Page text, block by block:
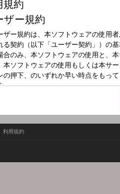
放送局
放送時間
2026年6月4日（木）13:00～16:00
番組名
情熱ライブ！Ｖｏｉｃｅ part１
大分県内の地域の情報や旬な話題を幅広い“
ードライバーが県内各地のHOTな情報を中
利用規約